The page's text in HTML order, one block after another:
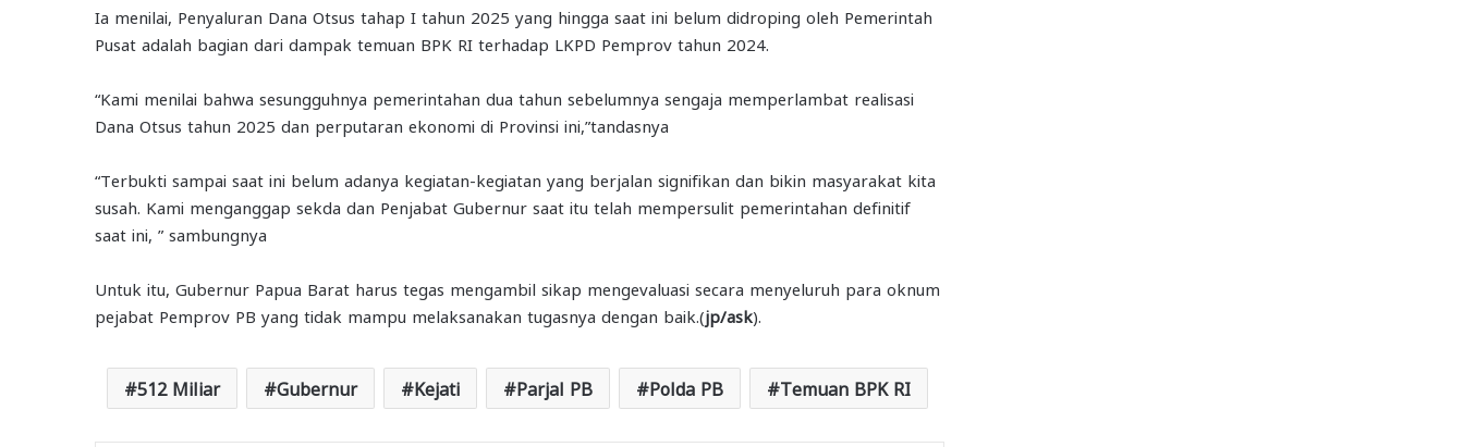
Ia menilai, Penyaluran Dana Otsus tahap I tahun 2025 yang hingga saat ini belum didroping oleh Pemerintah
Pusat adalah bagian dari dampak temuan BPK RI terhadap LKPD Pemprov tahun 2024.
“Kami menilai bahwa sesungguhnya pemerintahan dua tahun sebelumnya sengaja memperlambat realisasi
Dana Otsus tahun 2025 dan perputaran ekonomi di Provinsi ini,”tandasnya
“Terbukti sampai saat ini belum adanya kegiatan-kegiatan yang berjalan signifikan dan bikin masyarakat kita
susah. Kami menganggap sekda dan Penjabat Gubernur saat itu telah mempersulit pemerintahan definitif
saat ini, ” sambungnya
Untuk itu, Gubernur Papua Barat harus tegas mengambil sikap mengevaluasi secara menyeluruh para oknum
pejabat Pemprov PB yang tidak mampu melaksanakan tugasnya dengan baik.(jp/ask).
512 Miliar Gubernur Kejati Parjal PB Polda PB Temuan BPK RI